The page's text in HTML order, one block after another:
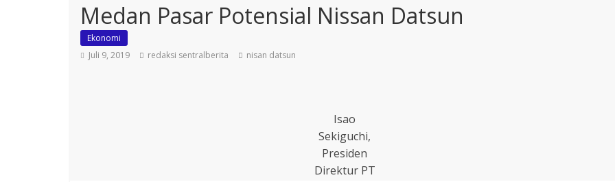
Medan Pasar Potensial Nissan Datsun
Ekonomi
Juli 9, 2019
redaksi sentralberita nisan datsun
Isao
Sekiguchi,
Presiden
Direktur PT